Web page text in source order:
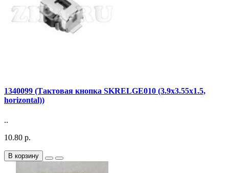
1340099 (Тактовая кнопка SKRELGE010 (3.9x3.55x1.5,
horizontal))
..
10.80 р.
В корзину